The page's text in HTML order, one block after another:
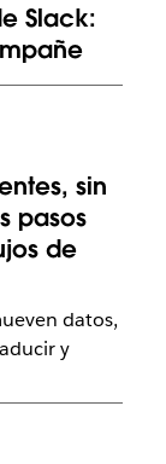
Slack:
sin
pasos
de
datos,
y